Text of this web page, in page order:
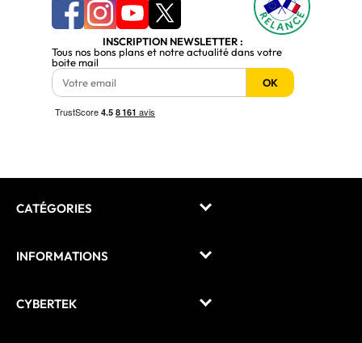
INSCRIPTION NEWSLETTER :
Tous nos bons plans et notre actualité dans votre
boite mail
OK
CATÉGORIES
INFORMATIONS
CYBERTEK